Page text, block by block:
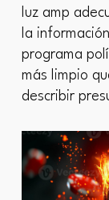
luz amp
la
programa
más limpio
describir